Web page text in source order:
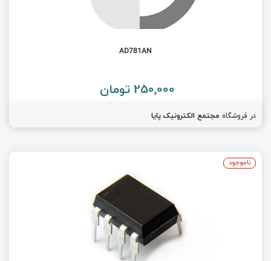
AD781AN
250,000 تومان
در فروشگاه مجتمع الکترونیک پایا
ناموجود